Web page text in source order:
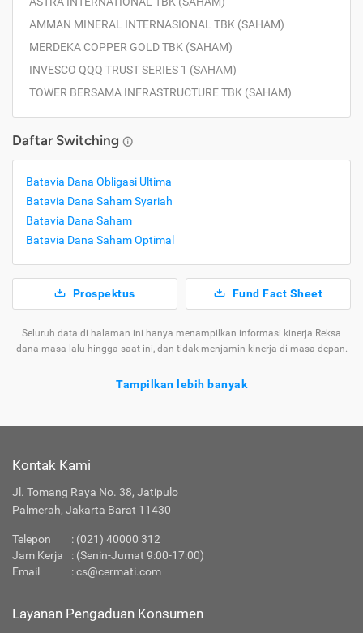
AMMAN MINERAL INTERNASIONAL TBK (SAHAM)
MERDEKA COPPER GOLD TBK (SAHAM)
INVESCO QQQ TRUST SERIES 1 (SAHAM)
TOWER BERSAMA INFRASTRUCTURE TBK (SAHAM)
Daftar Switching
Batavia Dana Obligasi Ultima
Batavia Dana Saham Syariah
Batavia Dana Saham
Batavia Dana Saham Optimal
Prospektus Fund Fact Sheet
Seluruh data di halaman ini hanya menampilkan informasi kinerja Reksa
dana masa lalu hingga saat ini, dan tidak menjamin kinerja di masa depan.
Tampilkan lebih banyak
Ragam
Jenis
Dana
Produk Investasi Lainnya
Kontak Kami
Jl. Tomang Raya No. 38, Jatipulo
Palmerah, Jakarta Barat 11430
Telepon : (021) 40000 312
Jam Kerja
: (Senin-Jumat 9:00-17:00)
Email
:cs@cermati.com
Layanan Pengaduan Konsumen